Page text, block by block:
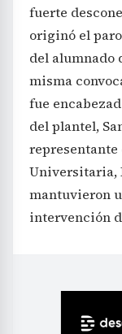
fuerte
originó el
del alumnado
misma
fue
del plantel,
representante
Universitaria,
mantuvieron
intervención